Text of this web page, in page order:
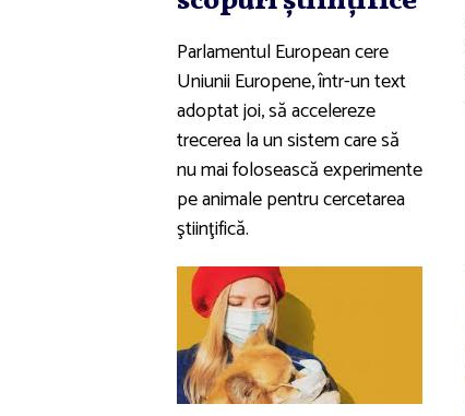
Parlamentul European cere
Uniunii Europene, într-un text
adoptat joi, să accelereze
trecerea la un sistem care să
nu mai folosească experimente
pe animale pentru cercetarea
ştiinţifică.